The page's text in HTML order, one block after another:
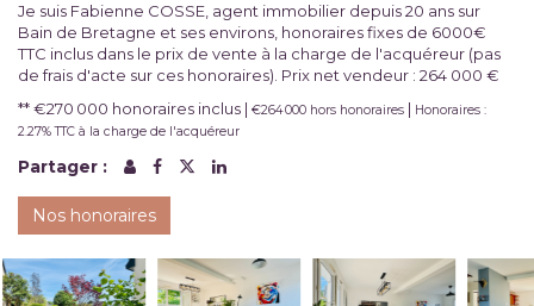
Je suis Fabienne COSSE, agent immobilier depuis 20 ans sur
Bain de Bretagne et ses environs, honoraires fixes de 6000€
TTC inclus dans le prix de vente à la charge de l'acquéreur (pas
de frais d'acte sur ces honoraires). Prix net vendeur : 264 000 €
** €270 000 honoraires inclus | €264 000 hors honoraires | Honoraires :
2.27% TTC à la charge de l'acquéreur
Partager :
Nos honoraires